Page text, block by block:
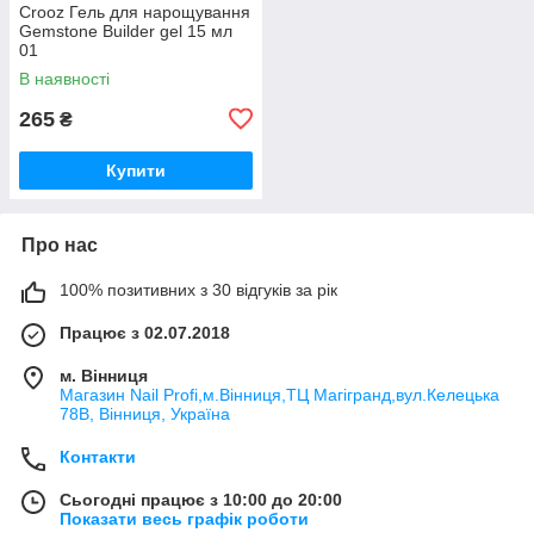
Crooz Гель для нарощування
Gemstone Builder gel 15 мл
01
В наявності
265 ₴
Купити
Про нас
100% позитивних з 30 відгуків за рік
Працює з 02.07.2018
м. Вінниця
Магазин Nail Profi,м.Вінниця,ТЦ Магігранд,вул.Келецька
78В, Вінниця, Україна
Контакти
Сьогодні працює з 10:00 до 20:00
Показати весь графік роботи